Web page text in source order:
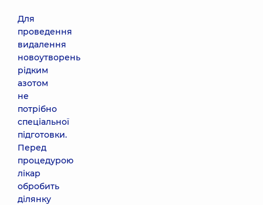
Для
проведення
видалення
новоутворень
рідким
азотом
не
потрібно
спеціальної
підготовки.
Перед
процедурою
лікар
обробить
ділянку